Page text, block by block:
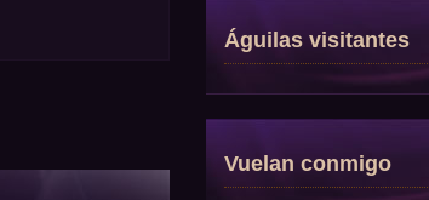
Águilas visitantes
Vuelan conmigo